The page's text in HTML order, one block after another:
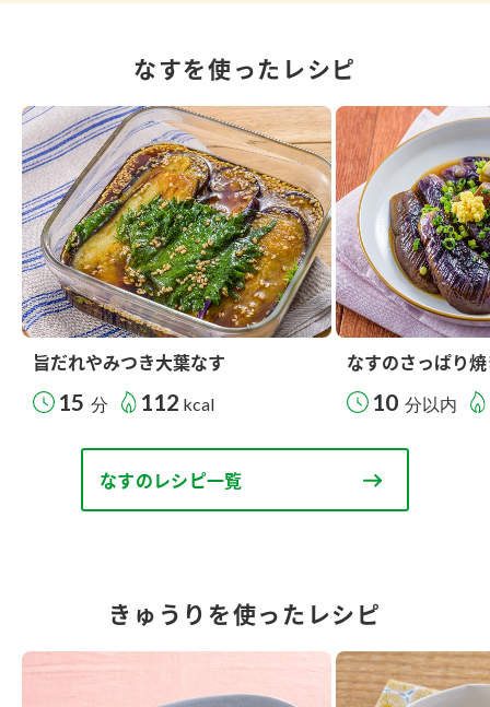
なすを使ったレシピ
旨だれやみつき大葉なす
15 分 112 kcal
なすのさっぱり
10 分以内
なすのレシピ一覧
きゅうりを使ったレシピ